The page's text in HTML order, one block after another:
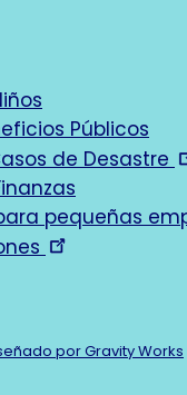
Públicos
de Desastre
pequeñas
por Gravity Works